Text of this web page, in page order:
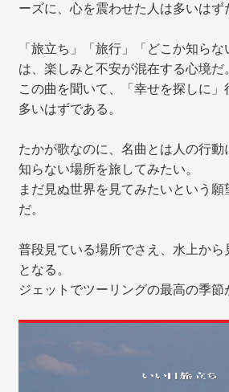
ーズに、心を震わせた人は多いはず
「旅立ち」「旅行」「どこか知ら
は、楽しみと不安が混在する心境だ
この曲を聞いて、「幸せを探しに
多いはずである。
たかが歌なのに、名曲とは人の行動
知らない場所を旅してみたい。
まだ見ぬ世界を見てみたいという
だ。
普段見ている場所でさえ、水上か
となる。
ジェットでツーリングの最高の季節